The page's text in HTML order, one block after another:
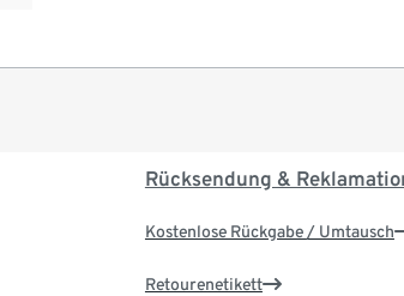
Rücksendung &
Kostenlose Rückgabe / Umtausch
Retourenetikett